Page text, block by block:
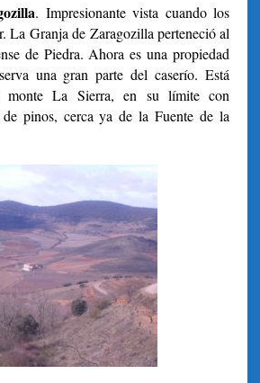
. Impresionante vista cuando los
La Granja de Zaragozilla perteneció al
de Piedra. Ahora es una propiedad
una gran parte del caserío. Está
monte La Sierra, en su límite con
pinos, cerca ya de la Fuente de la